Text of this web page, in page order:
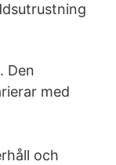
Den
med
och